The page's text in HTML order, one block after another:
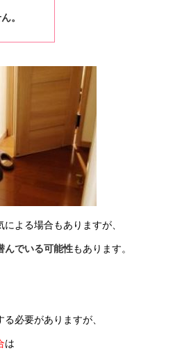
。
よる場合もありますが、
んでいる可能性もあります。
必要がありますが、
は